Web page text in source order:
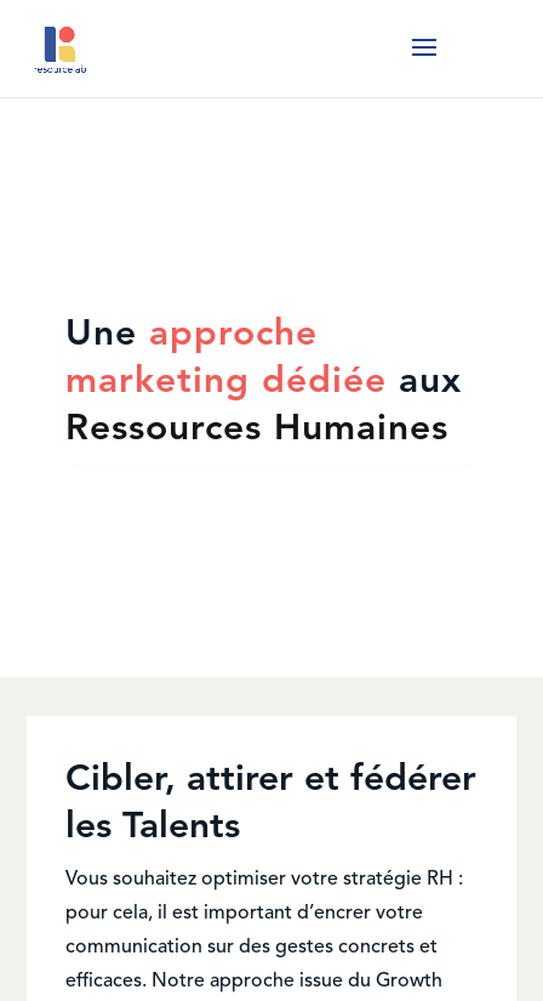
Une approche
marketing dédiée aux
Ressources Humaines
Cibler, attirer et fédérer
les Talents
Vous souhaitez optimiser votre stratégie RH :
pour cela, il est important d’encrer votre
communication sur des gestes concrets et
efficaces. Notre approche issue du Growth